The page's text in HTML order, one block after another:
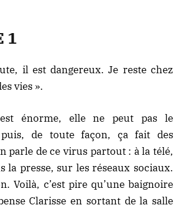
1
il est dangereux. Je reste chez
vies ».
énorme, elle ne peut pas le
de toute façon, ça fait des
parle de ce virus partout : à la télé,
la presse, sur les réseaux sociaux.
Voilà, c’est pire qu’une baignoire
Clarisse en sortant de la salle